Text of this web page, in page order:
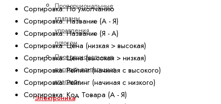
Пропорциональные
клапаны
управления
потоком
Пропорциональные
распределительные
клапаны
Электроника
Сортировка: По умолчанию
Сортировка: Название (А - Я)
Сортировка: Название (Я - А)
Сортировка: Цена (низкая > высокая)
Сортировка: Цена (высокая > низкая)
Сортировка: Рейтинг (начиная с высокого)
Сортировка: Рейтинг (начиная с низкого)
Сортировка: Код Товара (А - Я)